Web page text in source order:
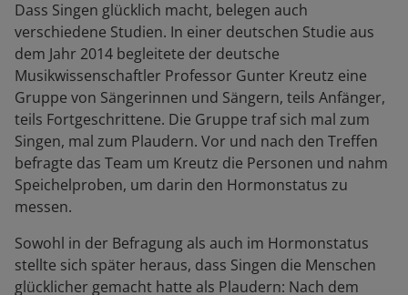
Dass Singen glücklich macht, belegen auch
verschiedene Studien. In einer deutschen Studie aus
dem Jahr 2014 begleitete der deutsche
Musikwissenschaftler Professor Gunter Kreutz eine
Gruppe von Sängerinnen und Sängern, teils Anfänger,
teils Fortgeschrittene. Die Gruppe traf sich mal zum
Singen, mal zum Plaudern. Vor und nach den Treffen
befragte das Team um Kreutz die Personen und nahm
Speichelproben, um darin den Hormonstatus zu
messen.
Sowohl in der Befragung als auch im Hormonstatus
stellte sich später heraus, dass Singen die Menschen
glücklicher gemacht hatte als Plaudern: Nach dem